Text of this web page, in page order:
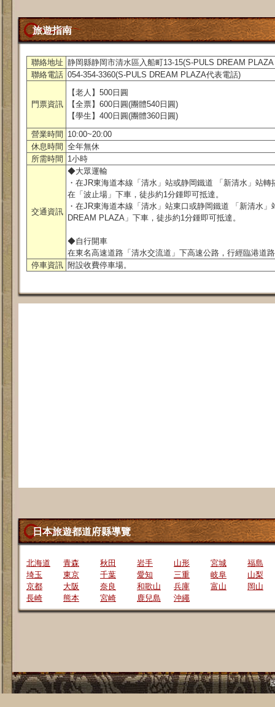
旅遊指南
聯絡地址 静岡縣静岡市清水區入船町13-15(S-PULS DREAM PLAZA
聯絡電話 054-354-3360(S-PULS DREAM PLAZA代表電話)
門票資訊
【老人】500日圓
【全票】600日圓(團體540日圓)
【學生】400日圓(團體360日圓)
營業時間
10:00~20:00
休息時間 全年無休
所需時間
1小時
交通資訊
◆大眾運輸
・在JR東海道本線「清水」站或静岡鐵道 「新清水」站
在「波止場」下車，徒歩約1分鍾即可抵達。
・在JR東海道本線「清水」站東口或静岡鐵道 「新清水
DREAM PLAZA」下車，徒歩約1分鍾即可抵達。
◆自行開車
在東名高速道路「清水交流道」下高速公路，行經臨港道
停車資訊 附設收費停車場。
日本旅遊都道府縣導覽
北海道 青森 秋田 岩手 山形 宮城
福島
埼玉
東京 千葉 愛知 三重 岐阜
山梨
京都
大阪 奈良 和歌山 兵庫 富山
岡山
長崎
熊本 宮崎 鹿兒島 沖繩